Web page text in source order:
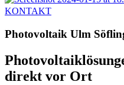
KONTAKT
Photovoltaik Ulm
direkt vor Ort